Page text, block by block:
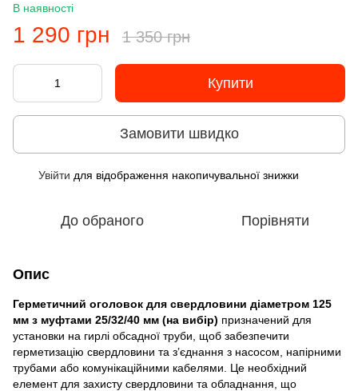
В наявності
1 290 грн 1 350 грн
Купити
Замовити швидко
Увійти для відображення накопичувальної знижки
До обраного Порівняти
Опис
Герметичний оголовок для свердловини діаметром 125
мм з муфтами 25/32/40 мм (на вибір) призначений для
установки на гирлі обсадної труби, щоб забезпечити
герметизацію свердловини та з’єднання з насосом, напірними
трубами або комунікаційними кабелями. Це необхідний
елемент для захисту свердловини та обладнання, що